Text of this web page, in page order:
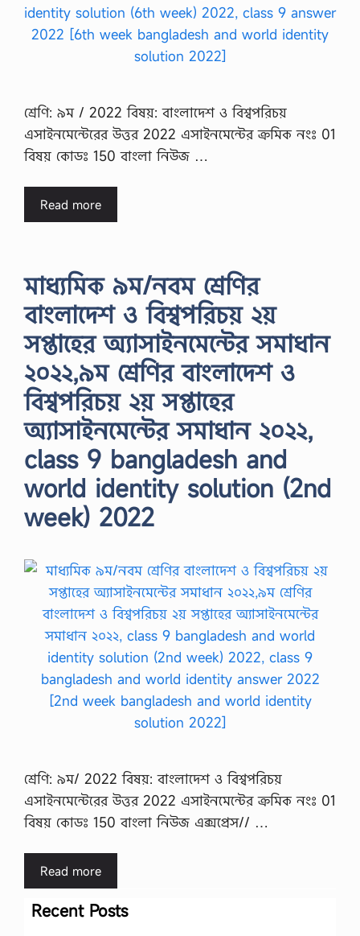
শ্রেণি: ৯ম / 2022 বিষয়: বাংলাদেশ ও বিশ্বপরিচয়
এসাইনমেন্টেরের উত্তর 2022 এসাইনমেন্টের ক্রমিক নংঃ 01
বিষয় কোডঃ 150 বাংলা নিউজ …
Read more
মাধ্যমিক ৯ম/নবম শ্রেণির
বাংলাদেশ ও বিশ্বপরিচয় ২য়
সপ্তাহের অ্যাসাইনমেন্টের সমাধান
২০২২,৯ম শ্রেণির বাংলাদেশ ও
বিশ্বপরিচয় ২য় সপ্তাহের
অ্যাসাইনমেন্টের সমাধান ২০২২,
class 9 bangladesh and
world identity solution (2nd
week) 2022
শ্রেণি: ৯ম/ 2022 বিষয়: বাংলাদেশ ও বিশ্বপরিচয়
এসাইনমেন্টেরের উত্তর 2022 এসাইনমেন্টের ক্রমিক নংঃ 01
বিষয় কোডঃ 150 বাংলা নিউজ এক্সপ্রেস// …
Read more
Recent Posts